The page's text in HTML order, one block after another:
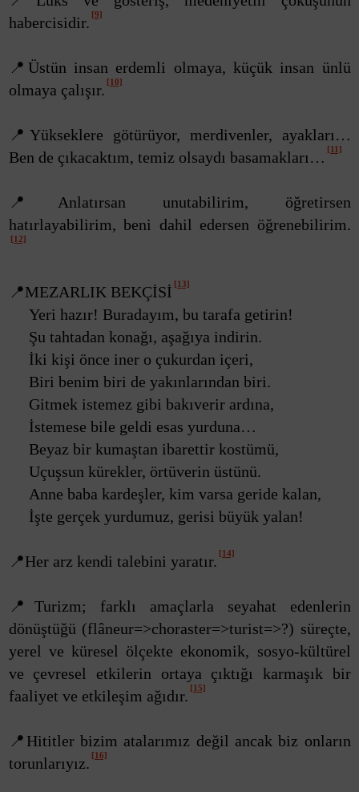
habercisidir. [9]
📍Üstün insan erdemli olmaya, küçük insan ünlü
olmaya çalışır. [10]
📍Yükseklere götürüyor, merdivenler, ayakları…
Ben de çıkacaktım, temiz olsaydı basamakları… [11]
📍Anlatırsan unutabilirim, öğretirsen
hatırlayabilirim, beni dahil edersen öğrenebilirim.
[12]
📍MEZARLIK BEKÇİSİ [13]
Yeri hazır! Buradayım, bu tarafa getirin!
Şu tahtadan konağı, aşağıya indirin.
İki kişi önce iner o çukurdan içeri,
Biri benim biri de yakınlarından biri.
Gitmek istemez gibi bakıverir ardına,
İstemese bile geldi esas yurduna…
Beyaz bir kumaştan ibarettir kostümü,
Uçuşsun kürekler, örtüverin üstünü.
Anne baba kardeşler, kim varsa geride kalan,
İşte gerçek yurdumuz, gerisi büyük yalan!
📍Her arz kendi talebini yaratır. [14]
📍Turizm; farklı amaçlarla seyahat edenlerin
dönüştüğü (flâneur=>choraster=>turist=>?) süreçte,
yerel ve küresel ölçekte ekonomik, sosyo-kültürel
ve çevresel etkilerin ortaya çıktığı karmaşık bir
faaliyet ve etkileşim ağıdır. [15]
📍Hititler bizim atalarımız değil ancak biz onların
torunlarıyız. [16]